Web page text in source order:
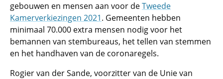
gebouwen en mensen aan voor deTweede
Kamerverkiezingen 2021. Gemeenten hebben
minimaal 70.000 extra mensen nodig voor het
bemannen van stembureaus, het tellen van stemmen
en het handhaven van de coronaregels.
Rogier van der Sande, voorzitter van de Unie van